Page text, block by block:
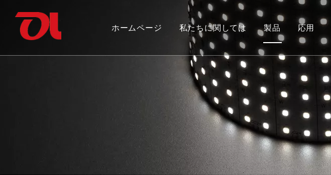
ホームページ 私たちに関しては
証明書の栄誉
製品
SMDフレキシブルストリップライト
応用
グランドピアの再建